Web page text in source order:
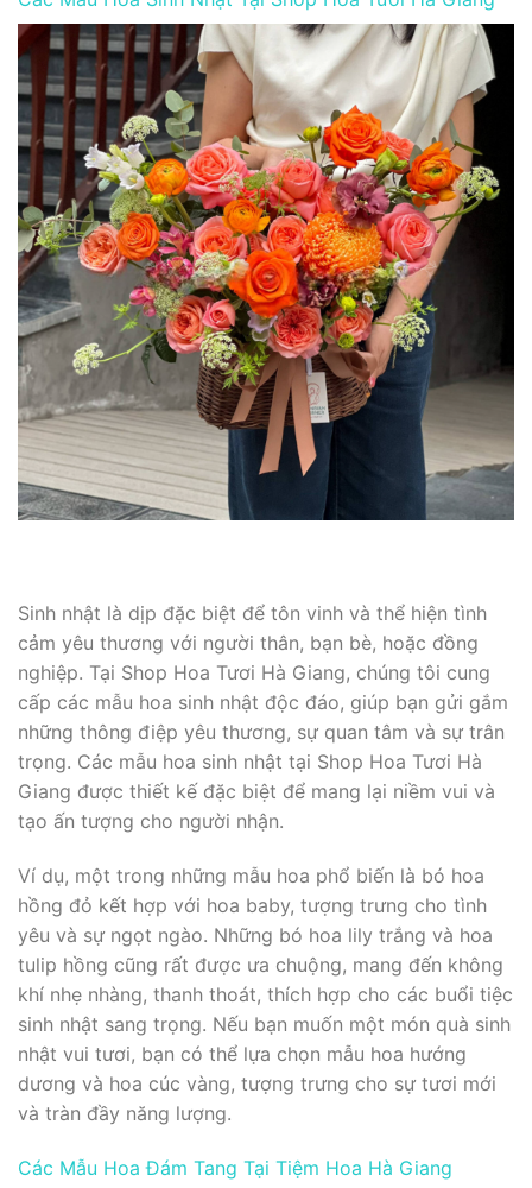
Sinh nhật là dịp đặc biệt để tôn vinh và thể hiện tình
cảm yêu thương với người thân, bạn bè, hoặc đồng
nghiệp. Tại Shop Hoa Tươi Hà Giang, chúng tôi cung
cấp các mẫu hoa sinh nhật độc đáo, giúp bạn gửi gắm
những thông điệp yêu thương, sự quan tâm và sự trân
trọng. Các mẫu hoa sinh nhật tại Shop Hoa Tươi Hà
Giang được thiết kế đặc biệt để mang lại niềm vui và
tạo ấn tượng cho người nhận.
Ví dụ, một trong những mẫu hoa phổ biến là bó hoa
hồng đỏ kết hợp với hoa baby, tượng trưng cho tình
yêu và sự ngọt ngào. Những bó hoa lily trắng và hoa
tulip hồng cũng rất được ưa chuộng, mang đến không
khí nhẹ nhàng, thanh thoát, thích hợp cho các buổi tiệc
sinh nhật sang trọng. Nếu bạn muốn một món quà sinh
nhật vui tươi, bạn có thể lựa chọn mẫu hoa hướng
dương và hoa cúc vàng, tượng trưng cho sự tươi mới
và tràn đầy năng lượng.
Các Mẫu Hoa Đám Tang Tại Tiệm Hoa Hà Giang